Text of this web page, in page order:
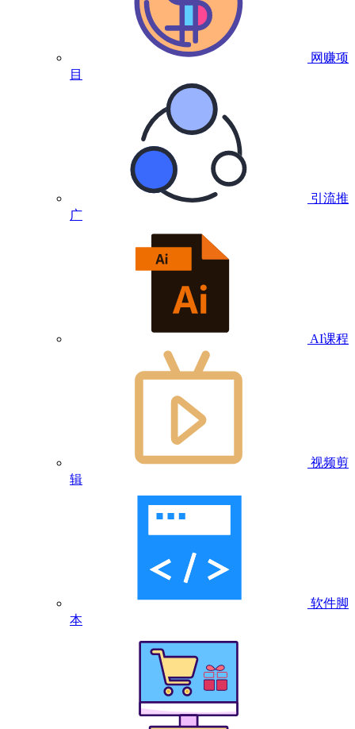
网赚项
目
引流推
广
AI课程
视频剪
辑
软件脚
本